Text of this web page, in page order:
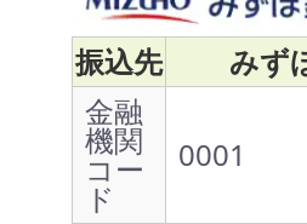
振込先
みず
金融
機関
コー
ド
0001